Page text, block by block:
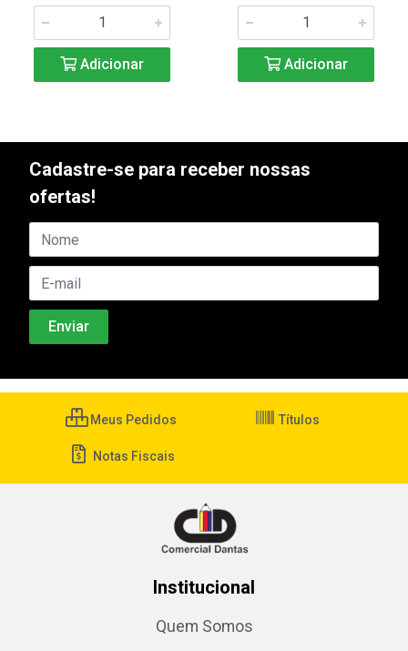
Adicionar Adicionar
Cadastre-se para receber nossas
ofertas!
Meus Pedidos Títulos
Notas Fiscais
Institucional
Quem Somos